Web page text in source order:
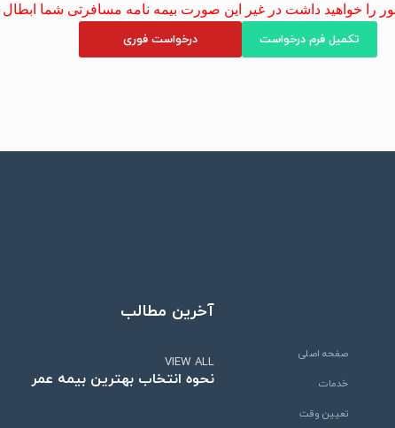
تکمیل فرم درخواست درخواست فوری
صفحه اصلی
خدمات
تعیین وقت
آخرین مطالب
VIEW ALL
نحوه انتخاب بهترین بیمه عمر